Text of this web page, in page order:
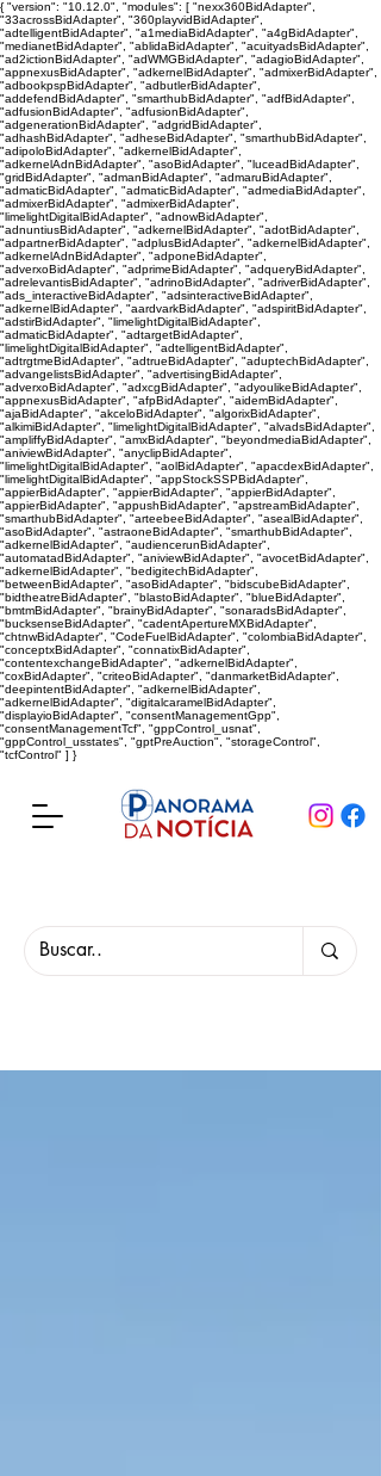
{ "version": "10.12.0", "modules": [ "nexx360BidAdapter",
"33acrossBidAdapter", "360playvidBidAdapter",
"adtelligentBidAdapter", "a1mediaBidAdapter", "a4gBidAdapter",
"medianetBidAdapter", "ablidaBidAdapter", "acuityadsBidAdapter",
"ad2ictionBidAdapter", "adWMGBidAdapter", "adagioBidAdapter",
"appnexusBidAdapter", "adkernelBidAdapter", "admixerBidAdapter",
"adbookpspBidAdapter", "adbutlerBidAdapter",
"addefendBidAdapter", "smarthubBidAdapter", "adfBidAdapter",
"adfusionBidAdapter", "adfusionBidAdapter",
"adgenerationBidAdapter", "adgridBidAdapter",
"adhashBidAdapter", "adheseBidAdapter", "smarthubBidAdapter",
"adipoloBidAdapter", "adkernelBidAdapter",
"adkernelAdnBidAdapter", "asoBidAdapter", "luceadBidAdapter",
"gridBidAdapter", "admanBidAdapter", "admaruBidAdapter",
"admaticBidAdapter", "admaticBidAdapter", "admediaBidAdapter",
"admixerBidAdapter", "admixerBidAdapter",
"limelightDigitalBidAdapter", "adnowBidAdapter",
"adnuntiusBidAdapter", "adkernelBidAdapter", "adotBidAdapter",
"adpartnerBidAdapter", "adplusBidAdapter", "adkernelBidAdapter",
"adkernelAdnBidAdapter", "adponeBidAdapter",
"adverxoBidAdapter", "adprimeBidAdapter", "adqueryBidAdapter",
"adrelevantisBidAdapter", "adrinoBidAdapter", "adriverBidAdapter",
"ads_interactiveBidAdapter", "adsinteractiveBidAdapter",
"adkernelBidAdapter", "aardvarkBidAdapter", "adspiritBidAdapter",
"adstirBidAdapter", "limelightDigitalBidAdapter",
"admaticBidAdapter", "adtargetBidAdapter",
"limelightDigitalBidAdapter", "adtelligentBidAdapter",
"adtrgtmeBidAdapter", "adtrueBidAdapter", "aduptechBidAdapter",
"advangelistsBidAdapter", "advertisingBidAdapter",
"adverxoBidAdapter", "adxcgBidAdapter", "adyoulikeBidAdapter",
"appnexusBidAdapter", "afpBidAdapter", "aidemBidAdapter",
"ajaBidAdapter", "akceloBidAdapter", "algorixBidAdapter",
"alkimiBidAdapter", "limelightDigitalBidAdapter", "alvadsBidAdapter",
"ampliffyBidAdapter", "amxBidAdapter", "beyondmediaBidAdapter",
"aniviewBidAdapter", "anyclipBidAdapter",
"limelightDigitalBidAdapter", "aolBidAdapter", "apacdexBidAdapter",
"limelightDigitalBidAdapter", "appStockSSPBidAdapter",
"appierBidAdapter", "appierBidAdapter", "appierBidAdapter",
"appierBidAdapter", "appushBidAdapter", "apstreamBidAdapter",
"smarthubBidAdapter", "arteebeeBidAdapter", "asealBidAdapter",
"asoBidAdapter", "astraoneBidAdapter", "smarthubBidAdapter",
"adkernelBidAdapter", "audiencerunBidAdapter",
"automatadBidAdapter", "aniviewBidAdapter", "avocetBidAdapter",
"adkernelBidAdapter", "bedigitechBidAdapter",
"betweenBidAdapter", "asoBidAdapter", "bidscubeBidAdapter",
"bidtheatreBidAdapter", "blastoBidAdapter", "blueBidAdapter",
"bmtmBidAdapter", "brainyBidAdapter", "sonaradsBidAdapter",
"bucksenseBidAdapter", "cadentApertureMXBidAdapter",
"chtnwBidAdapter", "CodeFuelBidAdapter", "colombiaBidAdapter",
"conceptxBidAdapter", "connatixBidAdapter",
"contentexchangeBidAdapter", "adkernelBidAdapter",
"coxBidAdapter", "criteoBidAdapter", "danmarketBidAdapter",
"deepintentBidAdapter", "adkernelBidAdapter",
"adkernelBidAdapter", "digitalcaramelBidAdapter",
"displayioBidAdapter", "consentManagementGpp",
"consentManagementTcf", "gppControl_usnat",
"gppControl_usstates", "gptPreAuction", "storageControl",
"tcfControl" ] }